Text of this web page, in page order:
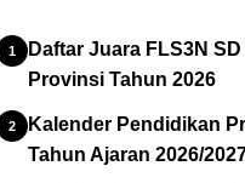
Daftar Juara FLS3N
Provinsi Tahun 2026
Kalender Pendidikan
Tahun Ajaran 2026/